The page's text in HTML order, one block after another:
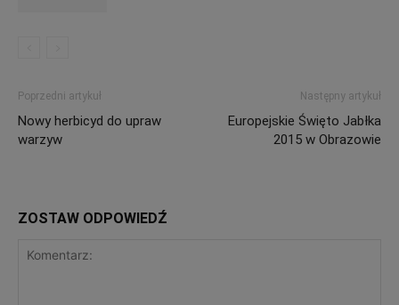
Poprzedni artykuł
Nowy herbicyd do upraw
warzyw
Następny artykuł
Europejskie Święto Jabłka
2015 w Obrazowie
ZOSTAW ODPOWIEDŹ